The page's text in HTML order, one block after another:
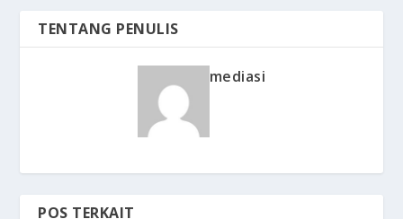
TENTANG PENULIS
mediasi
POS TERKAIT